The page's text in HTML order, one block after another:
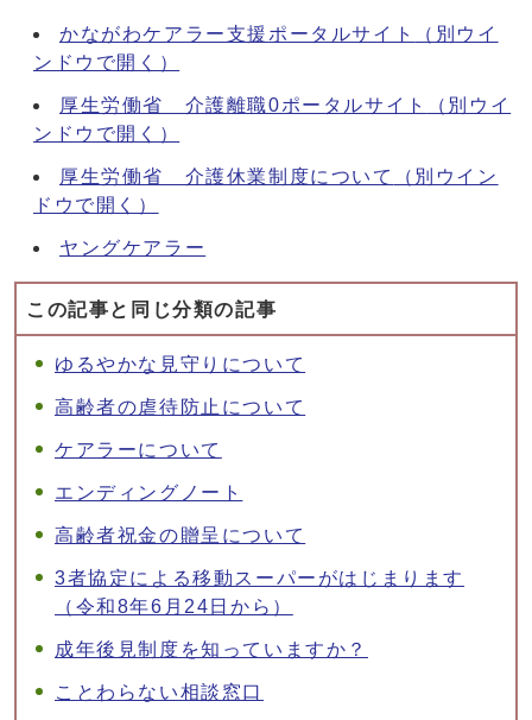
かながわケアラー支援ポータルサイト
（別ウイ
ンドウで開く）
厚生労働省 介護離職0ポータルサイト
（別ウイ
ンドウで開く）
厚生労働省 介護休業制度について
（別ウイン
ドウで開く）
ヤングケアラー
この記事と同じ分類の記事
ゆるやかな見守りについて
高齢者の虐待防止について
ケアラーについて
エンディングノート
高齢者祝金の贈呈について
3者協定による移動スーパーがはじまります
（令和8年6月24日から）
成年後見制度を知っていますか？
ことわらない相談窓口